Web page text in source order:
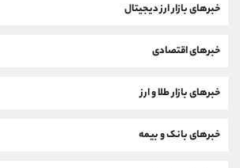
خبرهای بازار ارز دیجیتال
خبرهای اقتصادی
خبرهای بازار طلا و ارز
خبرهای بانک و بیمه